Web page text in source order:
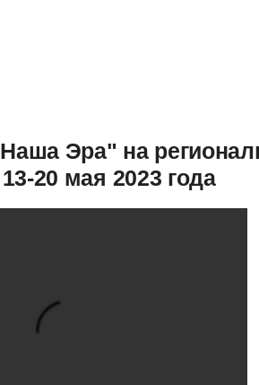
Эра" на
13-20 мая 2023 года